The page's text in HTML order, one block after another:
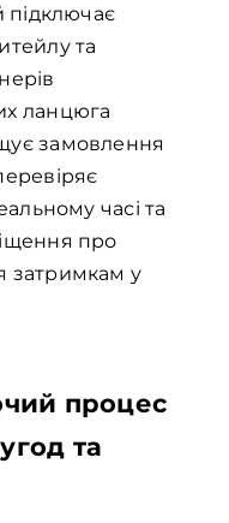
підключає
та
ланцюга
замовлення
часі та
про
затримкам у
процес
та